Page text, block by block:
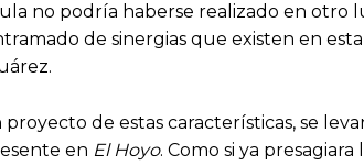
no podría haberse realizado en otro
de sinergias que existen en
de estas características, se
en El Hoyo. Como si ya